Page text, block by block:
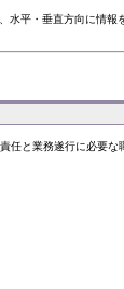
水平・垂直方向に情報
任と業務遂行に必要